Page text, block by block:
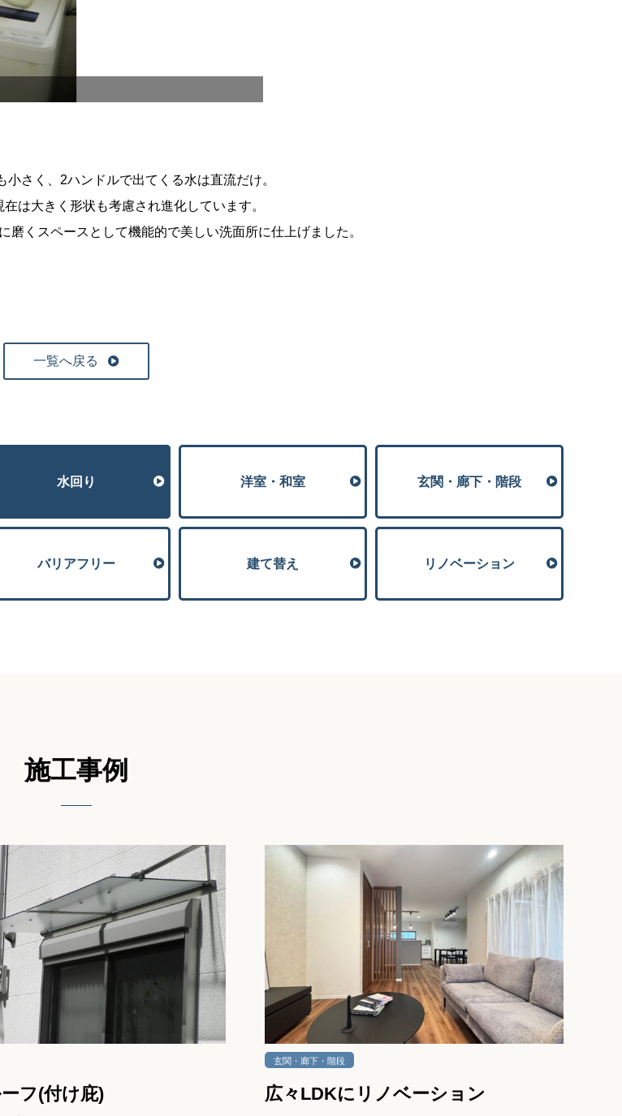
小さく、2ハンドルで出てくる水は直流だけ。
は大きく形状も考慮され進化しています。
磨くスペースとして機能的で美しい洗面所に仕上げました。
一覧へ戻る
⽔回り 洋室・和室 玄関・廊下・階段
バリアフリー 建て替え リノベーション
施⼯事例
フ(付け庇)
玄関・廊下・階段
広々LDKにリノベーション